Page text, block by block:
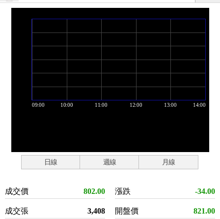
日線 週線 月線
成交價 802.00
成交張 3,408
漲跌 -34.00
開盤價 821.00